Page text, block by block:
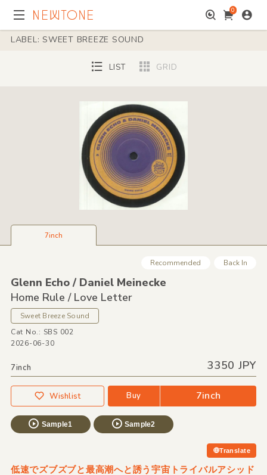
0
LABEL: SWEET BREEZE SOUND
LIST GRID
7inch
Recommended Back In
Glenn Echo /Daniel Meinecke
Home Rule /Love Letter
Sweet Breeze Sound
Cat No.: SBS 002
2026-06-30
7inch 3350 JPY
Wishlist Buy 7inch
Sample1 Sample2
Translate
低速でズブズブと最高潮へと誘う宇宙トライバルアシッド